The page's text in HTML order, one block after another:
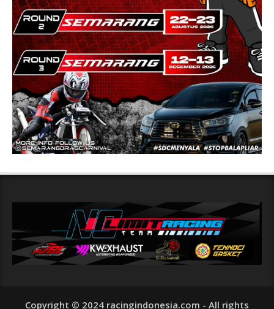
Copyright © 2024 racingindonesia.com - All rights